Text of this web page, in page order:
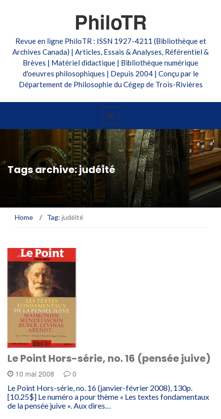
PhiloTR
Revue en ligne PhiloTR : ISSN 1927-4211 (Bibliothèque et
Archives Canada) | Articles, Essais & Analyses, Référentiel &
Brèves | Matériel didactique | Bibliothèque numérique
d'oeuvres philosophiques | Depuis 2004 | Conçu par le
Département de Philosophie du Cégep de Trois-Rivières
Tags archive: judéité
Home / Tag: judéité
Le Point Hors-série, no. 16 (pensée juive)
10 mai 2008 0
Le Point Hors-série, no. 16 (janvier-février 2008), 130p.
[10.25$] Le numéro a pour thème « Les textes fondamentaux
de la pensée juive ». Aux dires…